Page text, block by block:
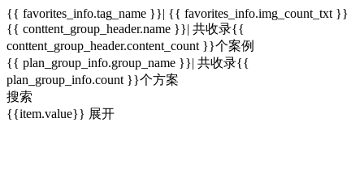
{{ favorites_info.tag_name }}| {{ favorites_info.img_count_txt }}
{{ conttent_group_header.name }}| 共收录{{
conttent_group_header.content_count }}个案例
{{ plan_group_info.group_name }}| 共收录{{
plan_group_info.count }}个方案
搜索
{{item.value}} 展开